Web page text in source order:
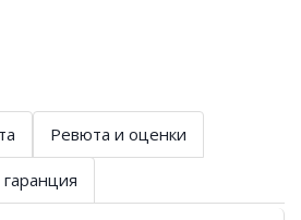
Ревюта и оценки